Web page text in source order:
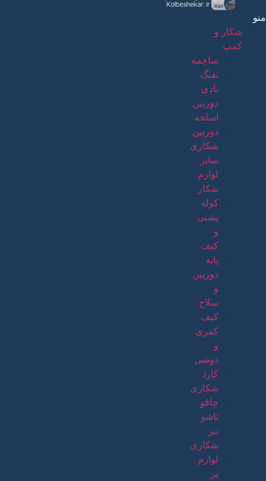
منو
شکار و
کمپ
ساچمه
تفنگ
بادی
دوربین
اسلحه
دوربین
شکاری
سایر
لوازم
شکار
کوله
پشتی
و
کیف
پایه
دوربین
و
سلاح
کیف
کمری
و
دوشی
کارد
شکاری
چاقو
تاشو
تبر
شکاری
لوازم
پر